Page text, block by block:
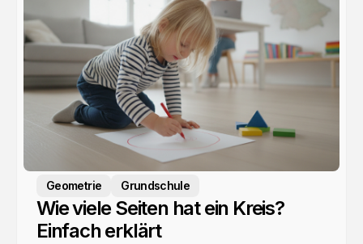
Geometrie Grundschule
Wie viele Seiten hat ein Kreis?
Einfach erklärt